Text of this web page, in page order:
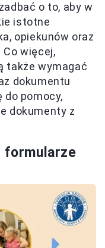
o to, aby w
istotne
opiekunów oraz
Co więcej,
także wymagać
dokumentu
pomocy,
dokumenty z
formularze